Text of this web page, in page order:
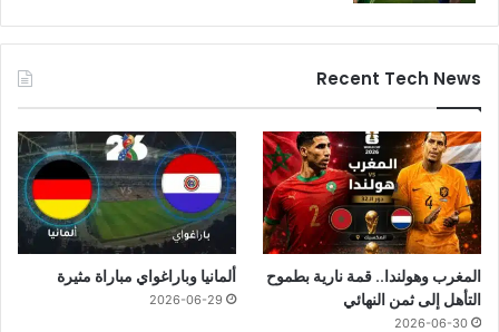
Recent Tech News
المغرب وهولندا.. قمة نارية بطموح
التأهل إلى ثمن النهائي
2026-06-30
ألمانيا وباراغواي مباراة مثيرة
2026-06-29